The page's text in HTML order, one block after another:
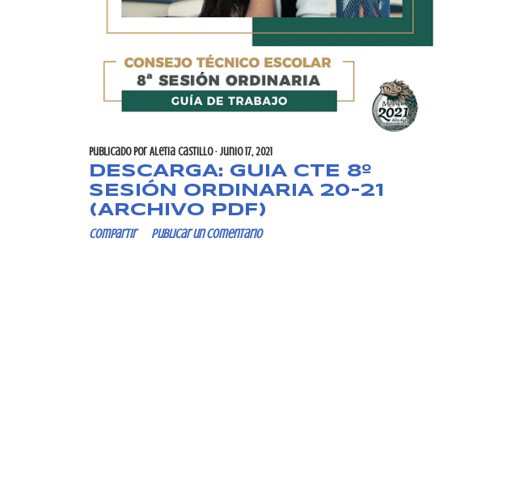
Publicado por Aletia Castillo junio 17, 2021
DESCARGA: GUIA CTE 8º
SESIÓN ORDINARIA 20-21
(ARCHIVO PDF)
Compartir Publicar un comentario